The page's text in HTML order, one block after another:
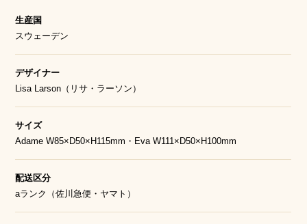
生産国
スウェーデン
デザイナー
Lisa Larson（リサ・ラーソン）
サイズ
Adame W85×D50×H115mm・Eva W111×D50×H100mm
配送区分
aランク（佐川急便・ヤマト）